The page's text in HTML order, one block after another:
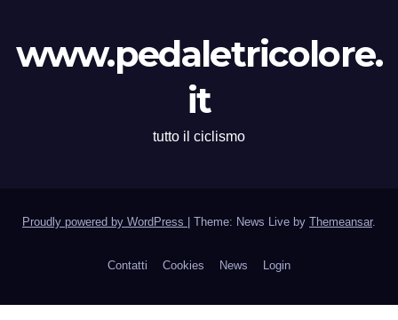
www.pedaletricolore.
it
tutto il ciclismo
Proudly powered by WordPress Theme: News Live by Themeansar.
Contatti Cookies News Login